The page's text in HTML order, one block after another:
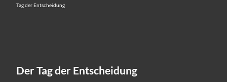
Tag der Entscheidung
Der Tag der Entscheidung